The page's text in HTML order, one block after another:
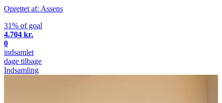
Oprettet af: Assens
31% of goal
4.704 kr.
0
indsamlet
dage tilbage
Indsamling